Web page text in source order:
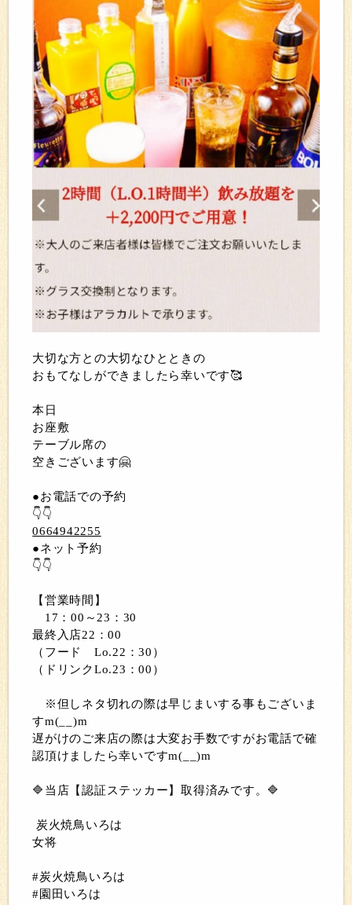
大切な方との大切なひとときの
おもてなしができましたら幸いです🥰
本日
お座敷
テーブル席の
空きございます🤗
●お電話での予約
👇👇
0664942255
●ネット予約
👇👇
【営業時間】
17：00～23：30
最終入店22：00
（フード Lo.22：30）
（ドリンクLo.23：00）
※但しネタ切れの際は早じまいする事もございま
すm(__)m
遅がけのご来店の際は大変お手数ですがお電話で確
認頂けましたら幸いですm(__)m
🔷当店【認証ステッカー】取得済みです。🔷
炭火焼鳥いろは
女将
#炭火焼鳥いろは
#園田いろは